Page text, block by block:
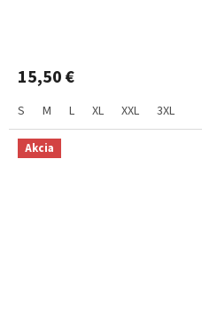
15,50 €
S M L XL XXL 3XL
Akcia